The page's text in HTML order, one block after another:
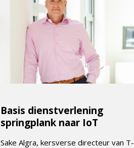
Basis dienstverlening
springplank naar IoT
Sake Algra, kersverse directeur van T-